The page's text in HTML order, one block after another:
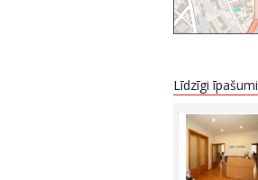
Līdzīgi īpašumi